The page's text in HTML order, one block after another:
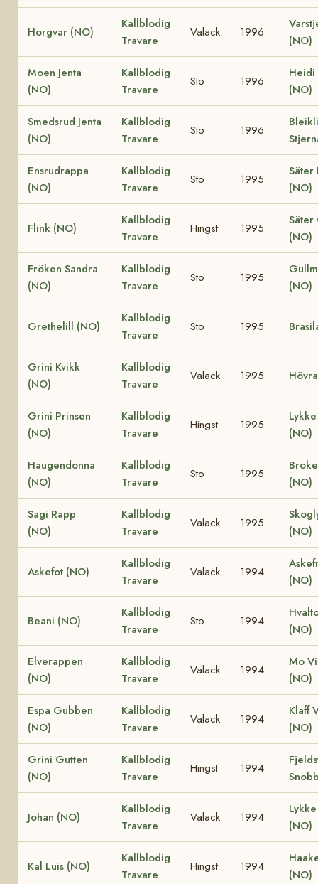
Horgvar (NO)
Kallblodig
Travare
Valack 1996
(NO)
Moen Jenta
(NO)
Kallblodig
Travare
Sto 1996
Heidi
(NO)
Smedsrud Jenta
(NO)
Kallblodig
Travare
Sto 1996
Bleikli
Ensrudrappa
(NO)
Kallblodig
Travare
Sto 1995
Säter
(NO)
Flink (NO)
Kallblodig
Travare
Hingst 1995
Säter
(NO)
Fröken Sandra
(NO)
Kallblodig
Travare
Sto 1995
(NO)
Grethelill (NO)
Kallblodig
Travare
Sto 1995
Grini Kvikk
(NO)
Kallblodig
Travare
Valack 1995
Grini Prinsen
(NO)
Kallblodig
Travare
Hingst 1995
(NO)
Haugendonna
(NO)
Kallblodig
Travare
Sto 1995
(NO)
Sagi Rapp
(NO)
Kallblodig
Travare
Valack 1995
(NO)
Askefot (NO)
Kallblodig
Travare
Valack 1994
(NO)
Beani (NO)
Kallblodig
Travare
Sto 1994
(NO)
Elverappen
(NO)
Kallblodig
Travare
Valack 1994
Mo
(NO)
Espa Gubben
(NO)
Kallblodig
Travare
Valack 1994
Klaff
(NO)
Grini Gutten
(NO)
Kallblodig
Travare
Hingst 1994
Johan (NO)
Kallblodig
Travare
Valack 1994
(NO)
Kal Luis (NO)
Kallblodig
Travare
Hingst 1994
(NO)